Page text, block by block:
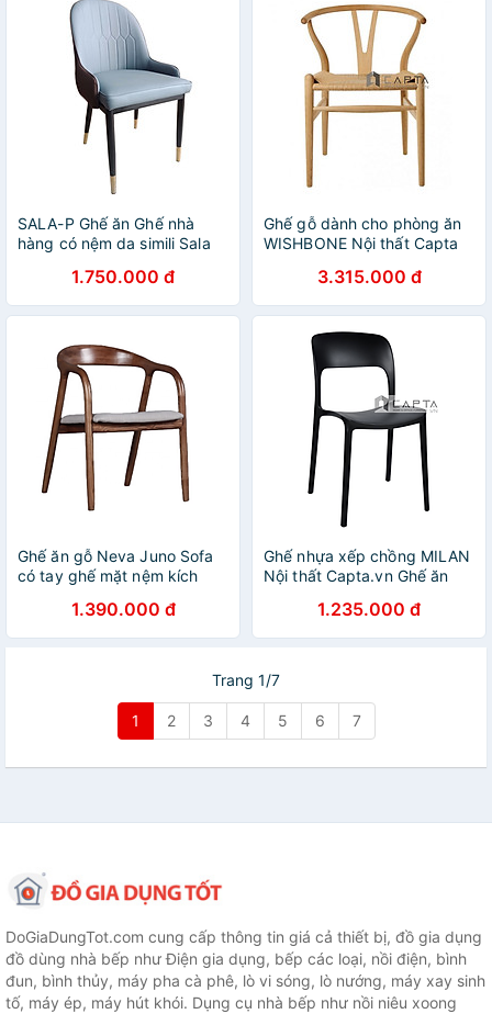
SALA-P Ghế ăn Ghế nhà
hàng có nệm da simili Sala
1.750.000 đ
Ghế gỗ dành cho phòng ăn
WISHBONE Nội thất Capta
mây đan3.315.000 đ
Ghế ăn gỗ Neva Juno Sofa
có tay ghế mặt nệm kích
1.390.000 đ
Ghế nhựa xếp chồng MILAN
Nội thất Capta.vn Ghế ăn
fastfood chair1.235.000 đ
Trang 1/7
1 2 3 4 5 6 7
DoGiaDungTot.com cung cấp thông tin giá cả thiết bị, đồ gia dụng
đồ dùng nhà bếp như Điện gia dụng, bếp các loại, nồi điện, bình
đun, bình thủy, máy pha cà phê, lò vi sóng, lò nướng, máy xay sinh
tố, máy ép, máy hút khói. Dụng cụ nhà bếp như nồi niêu xoong